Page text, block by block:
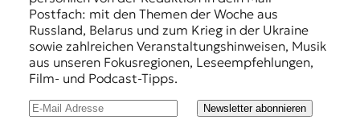
Postfach: mit den Themen der Woche aus
Russland, Belarus und zum Krieg in der Ukraine
sowie zahlreichen Veranstaltungshinweisen, Musik
aus unseren Fokusregionen, Leseempfehlungen,
Film- und Podcast-Tipps.
Newsletter abonnieren